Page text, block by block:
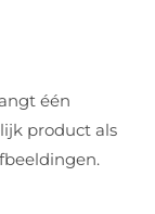
één
product als